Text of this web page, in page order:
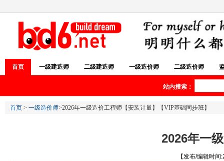
首页 一级建造师 二级建造师 一级造价师 二级造价师
站内搜索：
首页 > 一级造价师>2026年一级造价工程师【安装计量】【VIP基础同步班】
2026年一
【发布/编辑时